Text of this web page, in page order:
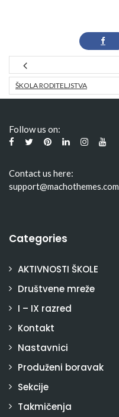
ŠKOLA RODITELJSTVA
Follow us on:
Contact us here:
support@machothemes.com
Categories
AKTIVNOSTI ŠKOLE
Društvene mreže
I – IX razred
Kontakt
Nastavnici
Produženi boravak
Sekcije
Takmičenja